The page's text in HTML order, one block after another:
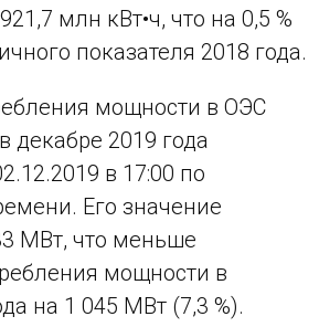
млн кВт•ч, что на 0,5 %
показателя 2018 года.
мощности в ОЭС
декабре 2019 года
в 17:00 по
Его значение
МВт, что меньше
мощности в
на 1 045 МВт (7,3 %).